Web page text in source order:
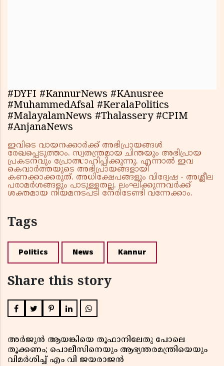
#DYFI #KannurNews #KAnusree
#MuhammedAfsal #KeralaPolitics
#MalayalamNews #Thalassery #CPIM
#AnjanaNews
ഇവിടെ വായനക്കാർക്ക് അഭിപ്രായങ്ങൾ
രേഖപ്പെടുത്താം. സ്വതന്ത്രമായ ചിന്തയും അഭിപ്രായ
പ്രകടനവും പ്രോത്സാഹിപ്പിക്കുന്നു. എന്നാൽ ഇവ
കെവാർത്തയുടെ അഭിപ്രായങ്ങളായി
കണക്കാക്കരുത്. അധിക്ഷേപങ്ങളും വിദ്വേഷ - അശ്ലീല
പരാമർശങ്ങളും പാടുള്ളതല്ല. ലംഘിക്കുന്നവർക്ക്
ശക്തമായ നിയമനടപടി നേരിടേണ്ടി വന്നേക്കാം.
Tags
Politics News Kannur
Share this story
അർജുൻ ആയങ്കിയെ തൂഫാനിലേതു പോലെ
തൂക്കണം; പൊലീസിനെയും ആഭ്യന്തരമന്ത്രിയെയും
വിമർശിച്ച് എം വി ജയരാജൻ